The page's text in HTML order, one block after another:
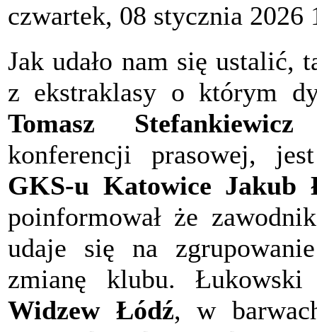
czwartek, 08 stycznia 2026
Jak udało nam się ustalić,
z ekstraklasy o którym
Tomasz Stefankiewicz
konferencji prasowej,
GKS-u Katowice Jakub
poinformował że
udaje się na
zmianę klubu.
Widzew Łódź, w